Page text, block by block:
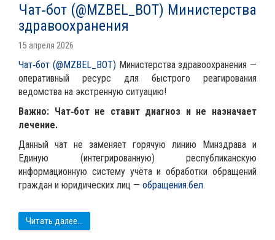
Чат‑бот (@MZBEL_BOT) Министерства
здравоохранения
15 апреля 2026
Чат‑бот (@MZBEL_BOT) Министерства здравоохранения —
оперативный ресурс для быстрого реагирования
ведомства на экстренную ситуацию!
Важно: Чат‑бот не ставит диагноз и не назначает
лечение.
Данный чат не заменяет горячую линию Минздрава и
Единую (интегрированную) республиканскую
информационную систему учёта и обработки обращений
граждан и юридических лиц — обращения.бел.
Читать далее...